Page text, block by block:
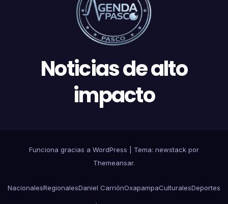
Noticias de alto
impacto
Funciona gracias a WordPress
Tema: newstack por
Themeansar.
NacionalesRegionalesDaniel CarriónOxapampaCulturalesDeportes